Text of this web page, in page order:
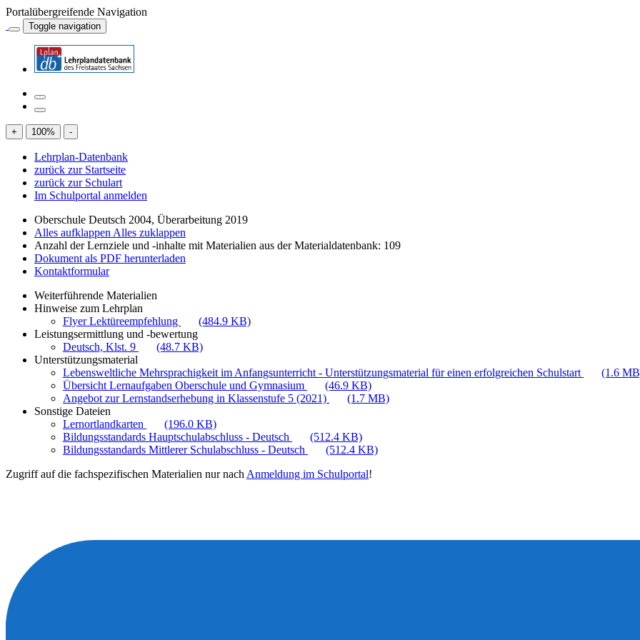
Portalübergreifende Navigation
Toggle navigation
+ 100% -
Lehrplan-Datenbank
zurück zur Startseite
zurück zur Schulart
Im Schulportal anmelden
Oberschule Deutsch 2004, Überarbeitung 2019
Alles aufklappen Alles zuklappen
Anzahl der Lernziele und -inhalte mit Materialien aus der Materialdatenbank: 109
Dokument als PDF herunterladen
Kontaktformular
Weiterführende Materialien
Hinweise zum Lehrplan
Flyer Lektüreempfehlung
(484.9 KB)
Leistungsermittlung und -bewertung
Deutsch, Klst. 9
(48.7 KB)
Unterstützungsmaterial
Lebensweltliche Mehrsprachigkeit im Anfangsunterricht - Unterstützungsmaterial für einen erfolgreichen Schulstart
(1.6
Übersicht Lernaufgaben Oberschule und Gymnasium
(46.9 KB)
Angebot zur Lernstandserhebung in Klassenstufe 5 (2021)
(1.7 MB)
Sonstige Dateien
Lernortlandkarten
(196.0 KB)
Bildungsstandards Hauptschulabschluss - Deutsch
(512.4 KB)
Bildungsstandards Mittlerer Schulabschluss - Deutsch
(512.4 KB)
Zugriff auf die fachspezifischen Materialien nur nach Anmeldung im Schulportal!